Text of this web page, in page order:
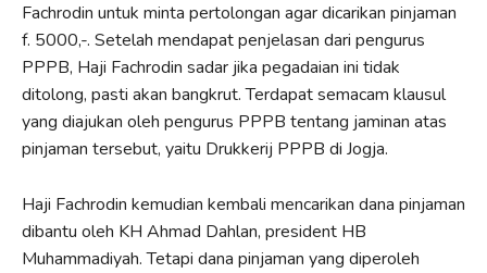
Fachrodin untuk minta pertolongan agar dicarikan pinjaman
f. 5000,-. Setelah mendapat penjelasan dari pengurus
PPPB, Haji Fachrodin sadar jika pegadaian ini tidak
ditolong, pasti akan bangkrut. Terdapat semacam klausul
yang diajukan oleh pengurus PPPB tentang jaminan atas
pinjaman tersebut, yaitu Drukkerij PPPB di Jogja.
Haji Fachrodin kemudian kembali mencarikan dana pinjaman
dibantu oleh KH Ahmad Dahlan, president HB
Muhammadiyah. Tetapi dana pinjaman yang diperoleh